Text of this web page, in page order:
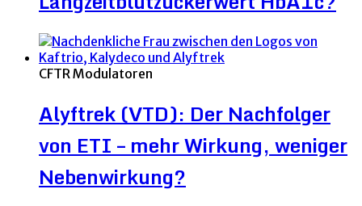
CFTR Modulatoren
Alyftrek (VTD): Der Nachfolger
von ETI – mehr Wirkung, weniger
Nebenwirkung?